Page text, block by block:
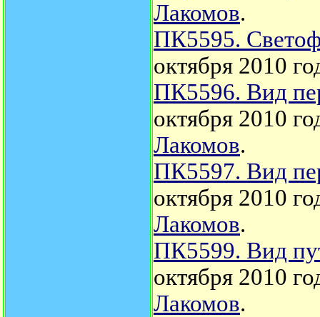
Лакомов.
ПК5595.
октября 2010
ПК5596. Вид
октября 2010
Лакомов.
ПК5597. Вид
октября 2010
Лакомов.
ПК5599. Вид
октября 2010
Лакомов.